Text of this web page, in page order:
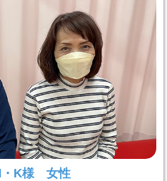
K様 女性